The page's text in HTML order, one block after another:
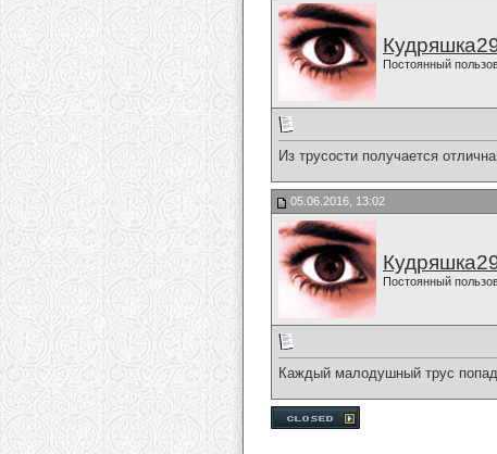
Постоянный
Из трусости получается
05.06.2016, 13:02
Постоянный
Каждый малодушный трус